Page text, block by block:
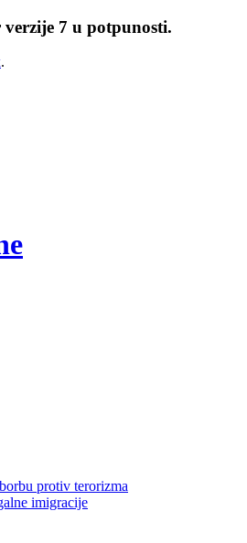
7 u potpunosti.
.
protiv terorizma
imigracije